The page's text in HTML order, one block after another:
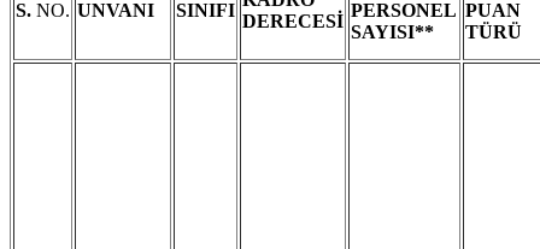
S. NO. UNVANI SINIFI
DERECESİ
PERSONEL
SAYISI**
PUAN
TÜRÜ